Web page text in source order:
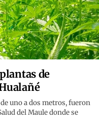
de
uno a dos metros, fueron
del Maule donde se